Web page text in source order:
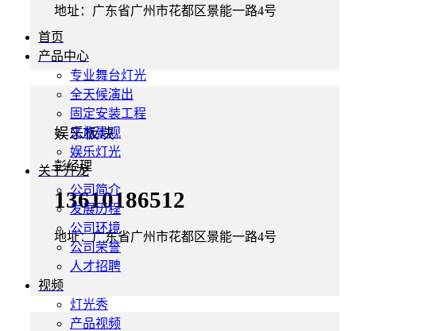
首页
产品中心
专业舞台灯光
全天候演出
固定安装工程
文旅景观
娱乐灯光
关于升龙
公司简介
发展历程
公司环境
公司荣誉
人才招聘
视频
灯光秀
产品视频
地址：广东省广州市花都区景能一路4号
娱乐板块
彭经理
13610186512
地址：广东省广州市花都区景能一路4号